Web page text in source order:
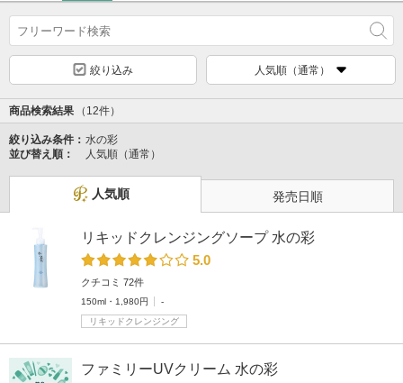
絞り込み 人気順（通常）
商品検索結果 （12件）
絞り込み条件： 水の彩
並び替え順：
人気順（通常）
人気順 発売日順
リキッドクレンジングソープ 水の彩
5.0
クチコミ 72件
150ml・1,980円
-
リキッドクレンジング
ファミリーUVクリーム 水の彩